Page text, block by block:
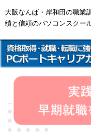
大阪なんば・岸和田の職業
績と信頼のパソコンスクー